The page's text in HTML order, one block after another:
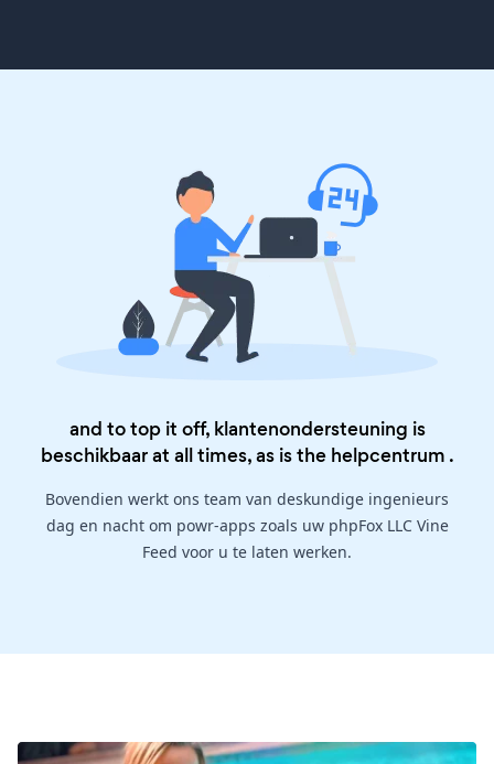
and to top it off, klantenondersteuning is
beschikbaar at all times, as is the helpcentrum .
Bovendien werkt ons team van deskundige ingenieurs
dag en nacht om powr-apps zoals uw phpFox LLC Vine
Feed voor u te laten werken.